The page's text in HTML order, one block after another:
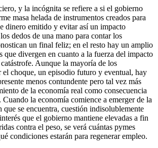
y la incógnita se refiere a si el gobierno
masa helada de instrumentos creados para
dinero emitido y evitar así un impacto
dedos de una mano para contar los
un final feliz; en el resto hay un amplio
que divergen en cuanto a la fuerza del impacto
Aunque la mayoría de los
el choque, un episodio futuro y eventual, hay
menos contundente pero tal vez más
de la economía real como consecuencia
la economía comience a emerger de la
que se encuentra, cuestión indisolublemente
que el gobierno mantiene elevadas a fin
contra el peso, se verá cuántas pymes
condiciones estarán para regenerar empleo.